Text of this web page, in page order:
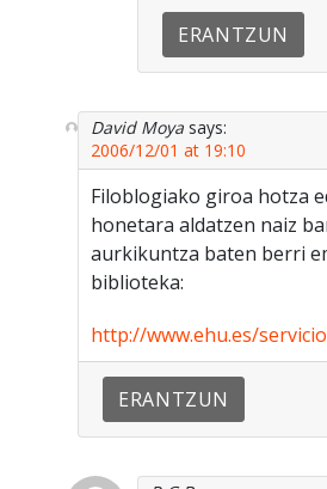
ERANTZUN
David Moya says:
2006/12/01 at 19:10
Filoblogiako giroa hotza
honetara aldatzen naiz
aurkikuntza baten berri
biblioteka:
http://www.ehu.es/
ERANTZUN